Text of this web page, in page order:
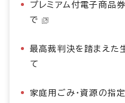
プレミアム付電子商品
で
最高裁判決を踏まえた
て
家庭用ごみ・資源の指